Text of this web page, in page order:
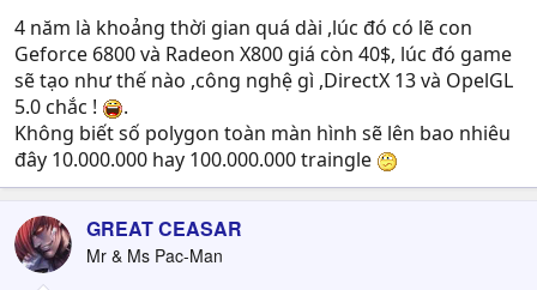
4 năm là khoảng thời gian quá dài ,lúc đó có lẽ con
Geforce 6800 và Radeon X800 giá còn 40$, lúc đó game
sẽ tạo như thế nào ,công nghệ gì ,DirectX 13 và OpelGL
5.0 chắc !
.
Không biết số polygon toàn màn hình sẽ lên bao nhiêu
đây 10.000.000 hay 100.000.000 traingle
GREAT CEASAR
Mr & Ms Pac-Man